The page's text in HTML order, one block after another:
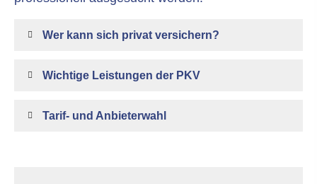
Wer kann sich privat ver­sichern?
Wichtige Leistungen der PKV
Tarif- und Anbieterwahl